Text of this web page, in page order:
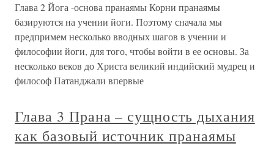
Глава 2 Йога -основа пранаямы Корни пранаямы
базируются на учении йоги. Поэтому сначала мы
предпримем несколько вводных шагов в учении и
философии йоги, для того, чтобы войти в ее основы. За
несколько веков до Христа великий индийский мудрец и
философ Патанджали впервые
Глава 3 Прана – сущность дыхания
как базовый источник пранаямы